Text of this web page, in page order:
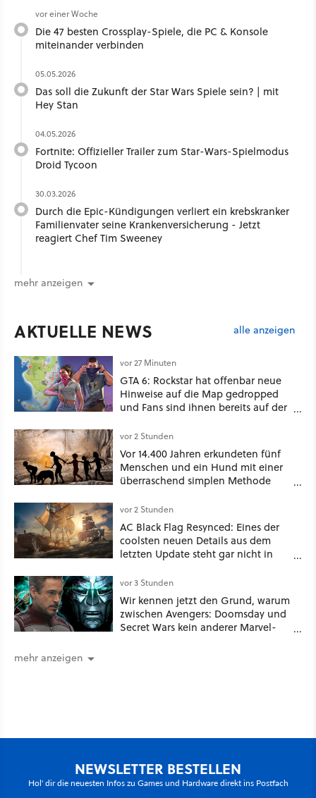
vor einer Woche
Die 47 besten Crossplay-Spiele, die PC & Konsole
miteinander verbinden
05.05.2026
Das soll die Zukunft der Star Wars Spiele sein? | mit
Hey Stan ​
04.05.2026
Fortnite: Offizieller Trailer zum Star-Wars-Spielmodus
Droid Tycoon
30.03.2026
Durch die Epic-Kündigungen verliert ein krebskranker
Familienvater seine Krankenversicherung - Jetzt
reagiert Chef Tim Sweeney
mehr anzeigen
AKTUELLE NEWS alle anzeigen
vor 27 Minuten
GTA 6: Rockstar hat offenbar neue
Hinweise auf die Map gedropped
und Fans sind ihnen bereits auf der
vor 2 Stunden
Vor 14.400 Jahren erkundeten fünf
Menschen und ein Hund mit einer
überraschend simplen Methode
Spuren für die Ewigkeit
vor 2 Stunden
AC Black Flag Resynced: Eines der
coolsten neuen Details aus dem
letzten Update steht gar nicht in
vor 3 Stunden
Wir kennen jetzt den Grund, warum
zwischen Avengers: Doomsday und
Secret Wars kein anderer Marvel-
mehr anzeigen
NEWSLETTER BESTELLEN
Hol' dir die neuesten Infos zu Games und Hardware direkt ins Postfach